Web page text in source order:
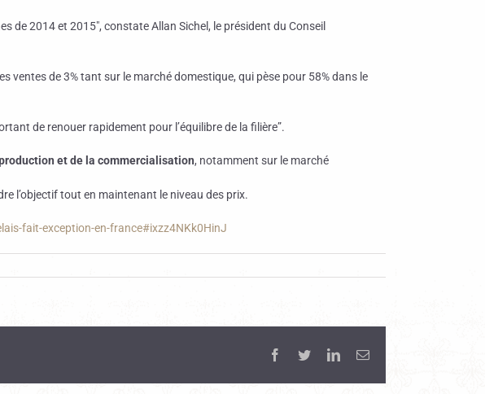
de 2014 et 2015″, constate Allan Sichel, le président du Conseil
de 3% tant sur le marché domestique, qui pèse pour 58% dans le
de renouer rapidement pour l’équilibre de la filière”.
et de la commercialisation, notamment sur le marché
l’objectif tout en maintenant le niveau des prix.
fait-exception-en-france#ixzz4NKk0HinJ
Facebook
TwitterLinkedInEmail